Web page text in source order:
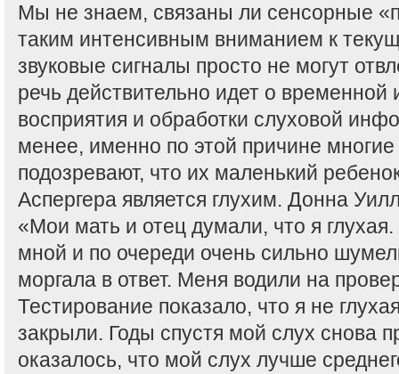
Мы не знаем, связаны ли сенсорные
таким интенсивным вниманием к
звуковые сигналы просто не могут
речь действительно идет о
восприятия и обработки слуховой
менее, именно по этой причине многие
подозревают, что их маленький
Аспергера является глухим. Донна
«Мои мать и отец думали, что я
мной и по очереди очень сильно
моргала в ответ. Меня водили на
Тестирование показало, что я не
закрыли. Годы спустя мой слух снова
оказалось, что мой слух лучше